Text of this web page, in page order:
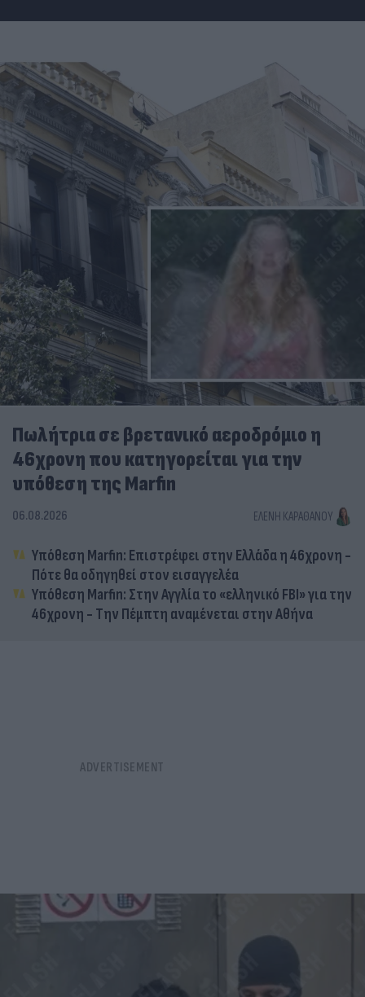
Πωλήτρια σε βρετανικό αεροδρόμιο η
46χρονη που κατηγορείται για την
υπόθεση της Marfin
06.08.2026 ΕΛΈΝΗ ΚΑΡΑΘΆΝΟΥ
Υπόθεση Marfin: Επιστρέφει στην Ελλάδα η 46χρονη -
Πότε θα οδηγηθεί στον εισαγγελέα
Υπόθεση Marfin: Στην Αγγλία το «ελληνικό FBI» για την
46χρονη - Την Πέμπτη αναμένεται στην Αθήνα